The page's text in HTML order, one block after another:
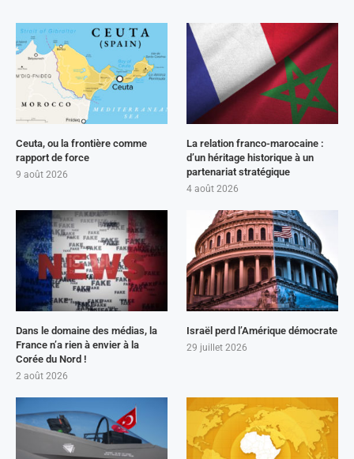
Ceuta, ou la frontière comme
rapport de force
9 août 2026
La relation franco-marocaine :
d’un héritage historique à un
partenariat stratégique
4 août 2026
Dans le domaine des médias, la
France n’a rien à envier à la
Corée du Nord !
2 août 2026
Israël perd l’Amérique démocrate
29 juillet 2026